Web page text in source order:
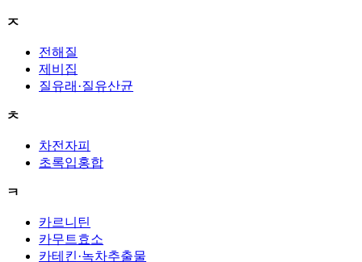
ㅈ
전해질
제비집
질유래·질유산균
ㅊ
차전자피
초록입홍합
ㅋ
카르니틴
카무트효소
카테킨·녹차추출물